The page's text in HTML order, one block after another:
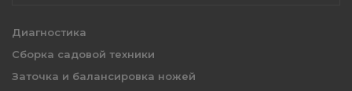
Диагностика
Сборка садовой техники
Заточка и балансировка ножей